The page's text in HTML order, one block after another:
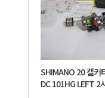
SHIMANO 20 캘커
DC 101HG LEFT 2